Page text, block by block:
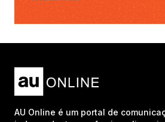
AU Online é um portal de